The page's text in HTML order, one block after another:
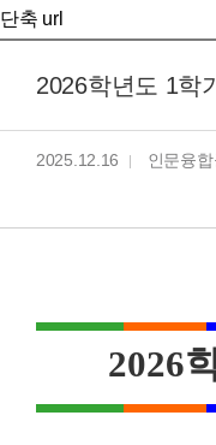
단축 url
2026학년도 1학
2025.12.16 인문융
2026